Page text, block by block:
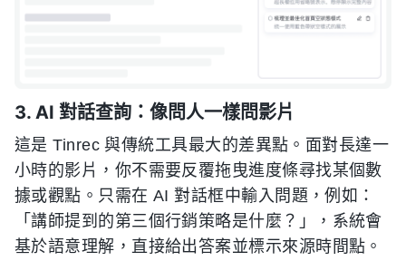
3. AI 對話查詢：像問人一樣問影片
這是 Tinrec 與傳統工具最大的差異點。面對長達一
小時的影片，你不需要反覆拖曳進度條尋找某個數
據或觀點。只需在 AI 對話框中輸入問題，例如：
「講師提到的第三個行銷策略是什麼？」，系統會
基於語意理解，直接給出答案並標示來源時間點。